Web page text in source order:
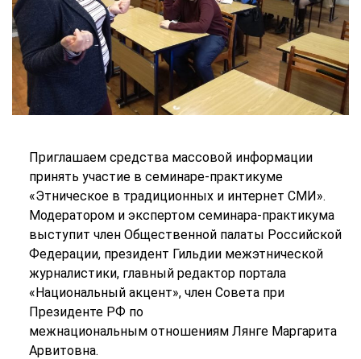
Приглашаем средства массовой информации
принять участие в семинаре-практикуме
«Этническое в традиционных и интернет СМИ».
Модератором и экспертом семинара-практикума
выступит член Общественной палаты Российской
Федерации, президент Гильдии межэтнической
журналистики, главный редактор портала
«Национальный акцент», член Совета при
Президенте РФ по
межнациональным отношениям Лянге Маргарита
Арвитовна.